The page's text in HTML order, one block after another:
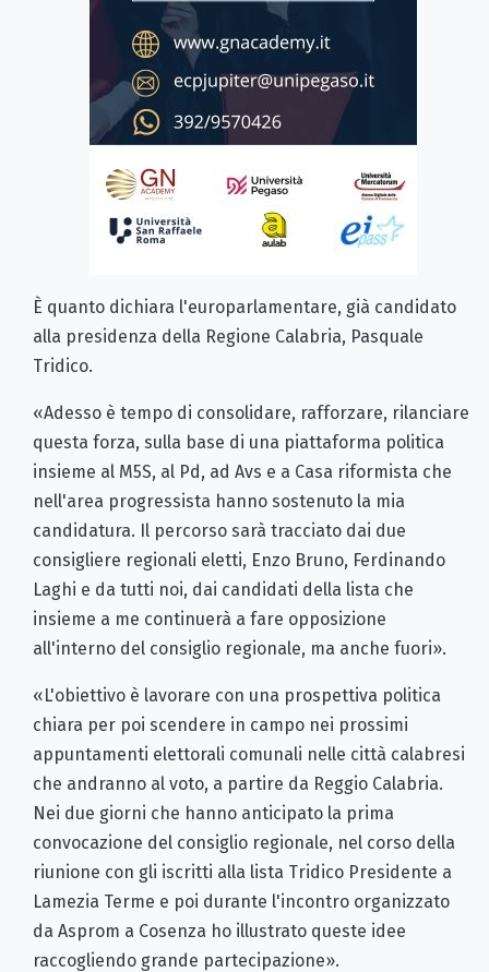
È quanto dichiara l'europarlamentare, già candidato
alla presidenza della Regione Calabria, Pasquale
Tridico.
«Adesso è tempo di consolidare, rafforzare, rilanciare
questa forza, sulla base di una piattaforma politica
insieme al M5S, al Pd, ad Avs e a Casa riformista che
nell'area progressista hanno sostenuto la mia
candidatura. Il percorso sarà tracciato dai due
consigliere regionali eletti, Enzo Bruno, Ferdinando
Laghi e da tutti noi, dai candidati della lista che
insieme a me continuerà a fare opposizione
all'interno del consiglio regionale, ma anche fuori».
«L'obiettivo è lavorare con una prospettiva politica
chiara per poi scendere in campo nei prossimi
appuntamenti elettorali comunali nelle città calabresi
che andranno al voto, a partire da Reggio Calabria.
Nei due giorni che hanno anticipato la prima
convocazione del consiglio regionale, nel corso della
riunione con gli iscritti alla lista Tridico Presidente a
Lamezia Terme e poi durante l'incontro organizzato
da Asprom a Cosenza ho illustrato queste idee
raccogliendo grande partecipazione».